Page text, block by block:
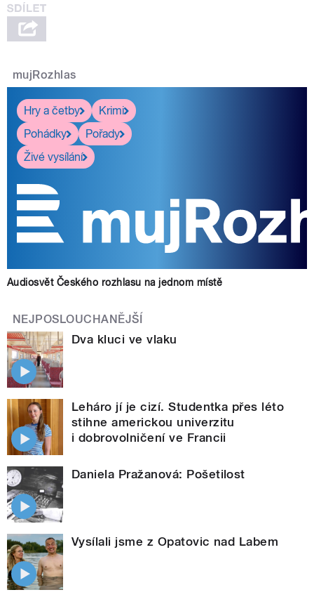
mujRozhlas
Hry a četby
Krimi
Pohádky
Pořady
Živé vysílání
Audiosvět Českého rozhlasu na jednom místě
NEJPOSLOUCHANĚJŠÍ
Dva kluci ve vlaku
Leháro jí je cizí. Studentka přes léto
stihne americkou univerzitu
i dobrovolničení ve Francii
Daniela Pražanová: Pošetilost
Vysílali jsme z Opatovic nad Labem